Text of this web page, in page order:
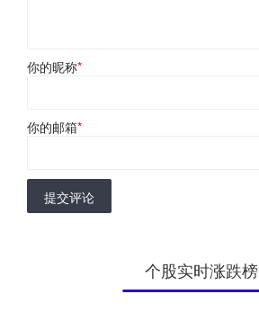
你的昵称*
你的邮箱*
提交评论
个股实时涨跌榜